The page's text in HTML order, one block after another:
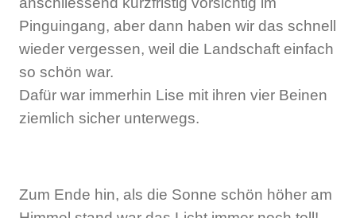
Pinguingang, aber dann haben wir das schnell
wieder vergessen, weil die Landschaft einfach
so schön war.
Dafür war immerhin Lise mit ihren vier Beinen
ziemlich sicher unterwegs.
Zum Ende hin, als die Sonne schön höher am